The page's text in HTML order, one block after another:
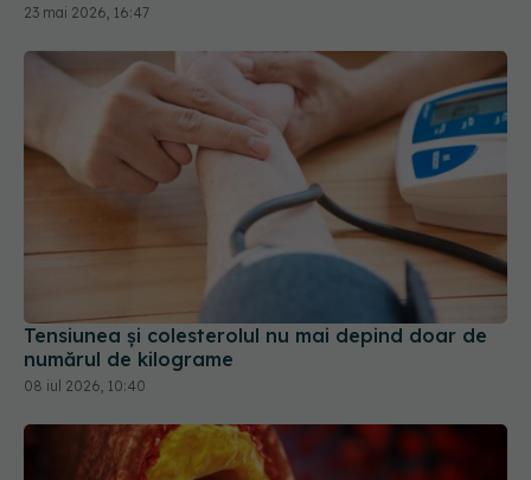
23 mai 2026, 16:47
Tensiunea și colesterolul nu mai depind doar de
numărul de kilograme
08 iul 2026, 10:40